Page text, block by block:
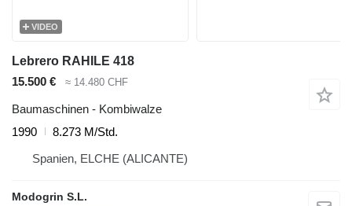
VIDEO
Lebrero RAHILE 418
15.500 €
≈ 14.480 CHF
Baumaschinen - Kombiwalze
1990
8.273 M/Std.
Spanien, ELCHE (ALICANTE)
Modogrin S.L.